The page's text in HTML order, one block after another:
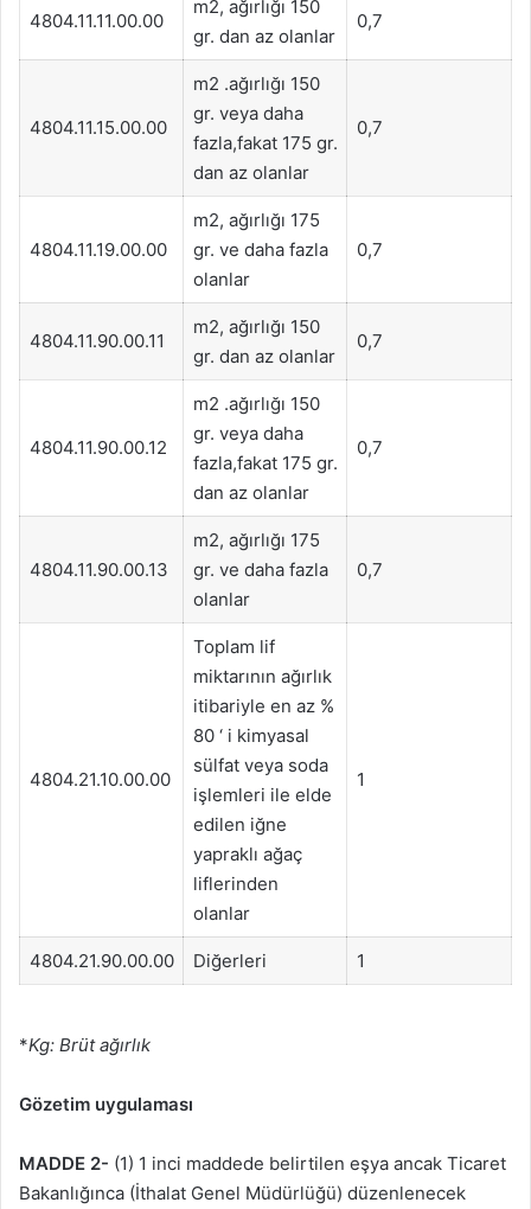
4804.11.11.00.00
m2, ağırlığı 150
gr. dan az olanlar
0,7
4804.11.15.00.00
m2 .ağırlığı 150
gr. veya daha
fazla,fakat 175 gr.
dan az olanlar
0,7
4804.11.19.00.00
m2, ağırlığı 175
gr. ve daha fazla
olanlar
0,7
4804.11.90.00.11
m2, ağırlığı 150
gr. dan az olanlar
0,7
4804.11.90.00.12
m2 .ağırlığı 150
gr. veya daha
fazla,fakat 175 gr.
dan az olanlar
0,7
4804.11.90.00.13
m2, ağırlığı 175
gr. ve daha fazla
olanlar
0,7
4804.21.10.00.00
Toplam lif
miktarının ağırlık
itibariyle en az %
80 ‘ i kimyasal
sülfat veya soda
işlemleri ile elde
edilen iğne
yapraklı ağaç
liflerinden
olanlar
1
4804.21.90.00.00 Diğerleri 1
*Kg: Brüt ağırlık
Gözetim uygulaması
MADDE 2- (1) 1 inci maddede belirtilen eşya ancak Ticaret
Bakanlığınca (İthalat Genel Müdürlüğü) düzenlenecek